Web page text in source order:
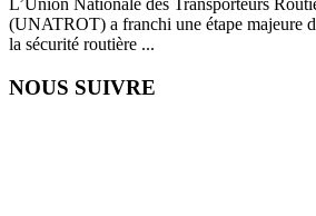
L’Union Nationale des Transporteurs
(UNATROT) a franchi une étape majeure
la sécurité routière ...
NOUS SUIVRE